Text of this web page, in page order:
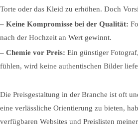
Torte oder das Kleid zu erhöhen. Doch
– Keine Kompromisse bei der Qualität:
nach der Hochzeit an Wert gewinnt.
– Chemie vor Preis: Ein günstiger
fühlen, wird keine authentischen Bilder
Die Preisgestaltung in der Branche ist oft
eine verlässliche Orientierung zu bieten,
verfügbaren Websites und Preislisten